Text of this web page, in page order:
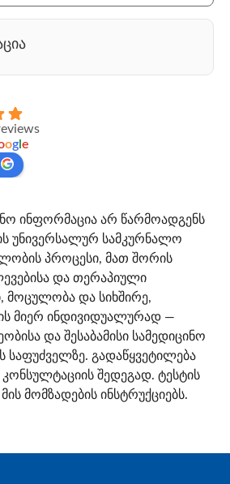
ogle
ინფორმაცია არ წარმოადგენს
უნივერსალურ სამკურნალო
პროცესი, მათ შორის
და თერაპიული
მოცულობა და სიხშირე,
მიერ ინდივიდუალურად —
და შესაბამისი სამედიცინო
საფუძველზე. გადაწყვეტილება
კონსულტაციის შედეგად. ტესტის
მომზადების ინსტრუქციებს.